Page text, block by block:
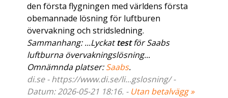
den första flygningen med världens första
obemannade lösning för luftburen
övervakning och stridsledning.
Sammanhang: ...Lyckattestför Saabs
luftburna övervakningslösning...
Omnämnda platser:Saabs.
di.se - https://www.di.se/li...gslosning/ -
Datum: 2026-05-21 18:16. - Utan betalvägg »